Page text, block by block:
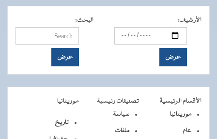
الأرشيف: البحث:
الأقسام الرئيسية تصنيفات رئيسية
موريتانيا
موريتانيا
عام
سياسة
ملفات
تاريخ